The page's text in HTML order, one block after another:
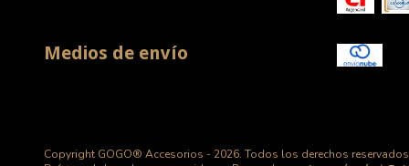
Medios de envío
Copyright GOGO® Accesorios - 2026. Todos los derechos